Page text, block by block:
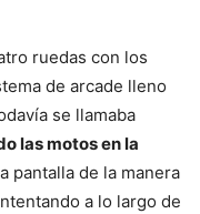
ruedas con los
de arcade lleno
se llamaba
las motos en la
pantalla de la manera
a lo largo de